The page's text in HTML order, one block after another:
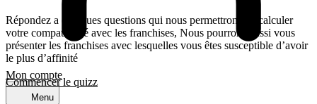
Mon compte
Menu
Répondez a quelques questions qui nous permettrons de calculer
votre compatibilité avec les franchises, Nous pourrons aussi vous
présenter les franchises avec lesquelles vous êtes susceptible d’avoir
le plus d’affinité
Commencer le quizz